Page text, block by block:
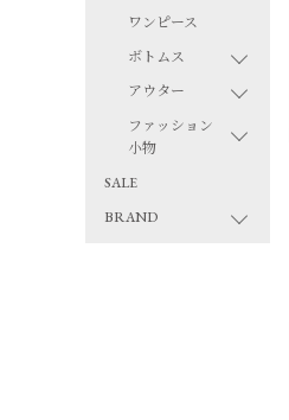
ワンピース
ボトムス
アウター
ファッション
小物
SALE
BRAND